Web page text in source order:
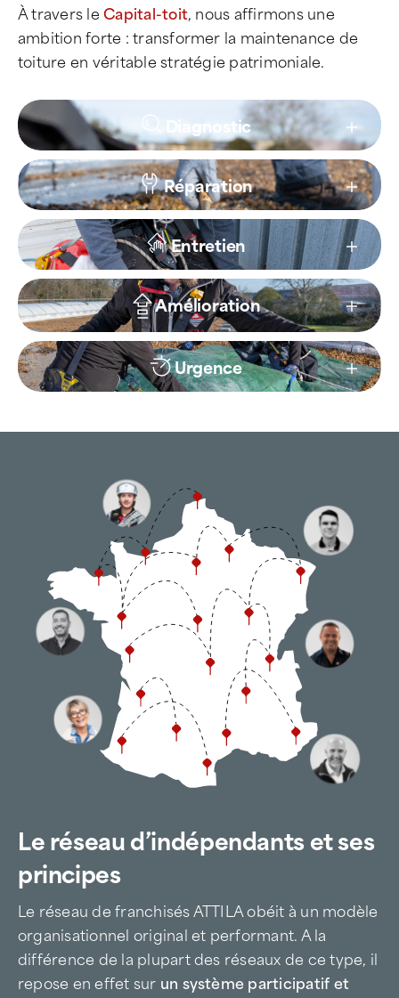
À travers le
Capital-toit, nous affirmons une
ambition forte : transformer la maintenance de
toiture en véritable stratégie patrimoniale.
Diagnostic
Réparation
Entretien
Amélioration
Urgence
Le réseau d’indépendants et ses
principes
Le réseau de franchisés ATTILA obéit à un modèle
organisationnel original et performant. A la
différence de la plupart des réseaux de ce type, il